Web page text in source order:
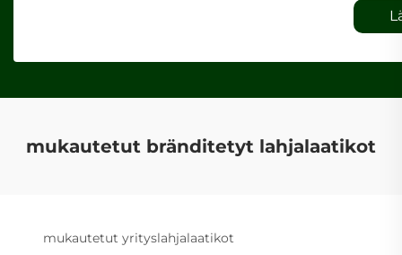
mukautetut bränditetyt lahjalaatikot
mukautetut yrityslahjalaatikot